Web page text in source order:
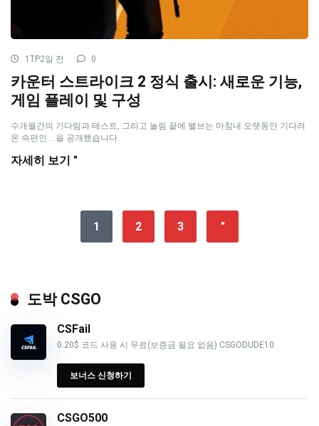
1TP2일 전 0
카운터 스트라이크 2 정식 출시: 새로운 기능,
게임 플레이 및 구성
수개월간의 기다림과 테스트, 그리고 놀림 끝에 밸브는 마침내 오랫동안 기다려
온 속편인 ...을 공개했습니다.
자세히 보기 "
1 2 3 "
도박 CSGO
CSFail
0.20$ 코드 사용 시 무료(보증금 필요 없음) CSGODUDE10
보너스 신청하기
CSGO500